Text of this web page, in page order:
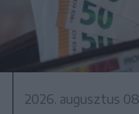
2026. augusztus